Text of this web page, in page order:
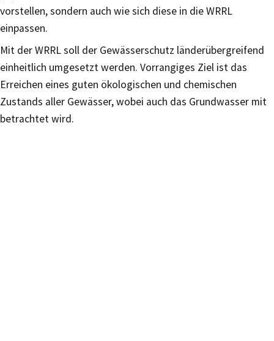
vorstellen, sondern auch wie sich diese in die WRRL
einpassen.
Mit der WRRL soll der Gewässerschutz länderübergreifend
einheitlich umgesetzt werden. Vorrangiges Ziel ist das
Erreichen eines guten ökologischen und chemischen
Zustands aller Gewässer, wobei auch das Grundwasser mit
betrachtet wird.